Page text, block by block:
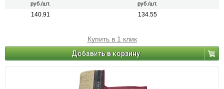
руб./шт. руб./шт.
140.91 134.55
Купить в 1 клик
Добавить в корзину